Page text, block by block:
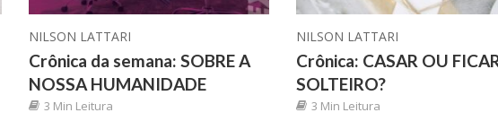
NILSON LATTARI
Crônica da semana: SOBRE A
NOSSA HUMANIDADE
3 Min Leitura
NILSON LATTARI
Crônica: CASAR OU
SOLTEIRO?
3 Min Leitura